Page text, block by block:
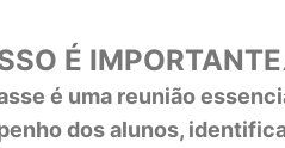
É IMPORTANTE
é uma reunião
dos alunos,